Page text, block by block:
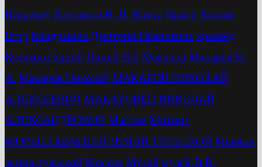
Юрьевич Клепиков В. И. Книга Книги Козлов
Егор Кондрашов Дмитрий Ивановича краевед
Куликов Сергей Лицей №2 Макаров Макаров Н.
А. Макаров Николай МАКАРОВ НИКОЛАЙ
АЛЕКСЕЕВИЧ МАКАРОВЕЦ НИКОЛАЙ
АЛЕКСАНДРОВИЧ Маслов Митинг
МОРЕПЛАВАТЕЛИ ЗЕМЛИ ТУЛЬСКОЙ Моряки
земли тульской Москва Музей музей В.В.